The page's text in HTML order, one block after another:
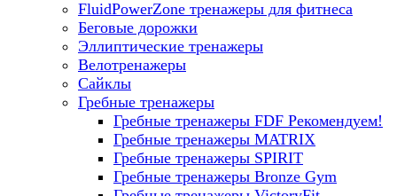
FluidPowerZone тренажеры для фитнеса
Беговые дорожки
Эллиптические тренажеры
Велотренажеры
Сайклы
Гребные тренажеры
Гребные тренажеры FDF Рекомендуем!
Гребные тренажеры MATRIX
Гребные тренажеры SPIRIT
Гребные тренажеры Bronze Gym